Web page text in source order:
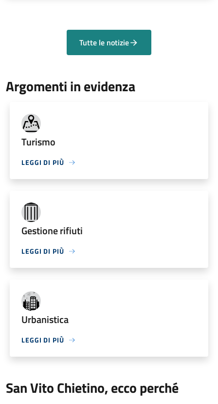
Tutte le notizie
Argomenti in evidenza
Turismo
LEGGI DI PIÙ
Gestione rifiuti
LEGGI DI PIÙ
Urbanistica
LEGGI DI PIÙ
San Vito Chietino, ecco perché